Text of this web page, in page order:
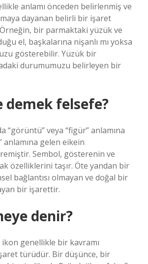
anlamı önceden belirlenmiş ve
dayanan belirli bir işaret
Örneğin, bir parmaktaki yüzük ve
el, başkalarına nişanlı mı yoksa
gösterebilir. Yüzük bir
durumumuzu belirleyen bir
demek felsefe?
“görüntü” veya “figür” anlamına
anlamına gelen eikein
Sembol, gösterenin ve
özelliklerini taşır. Öte yandan bir
bağlantısı olmayan ve doğal bir
bir işarettir.
denir?
genellikle bir kavramı
türüdür. Bir düşünce, bir